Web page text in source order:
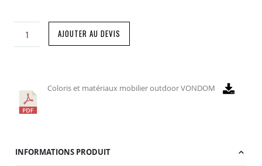
AJOUTER AU DEVIS
Coloris et matériaux mobilier outdoor VONDOM
INFORMATIONS PRODUIT